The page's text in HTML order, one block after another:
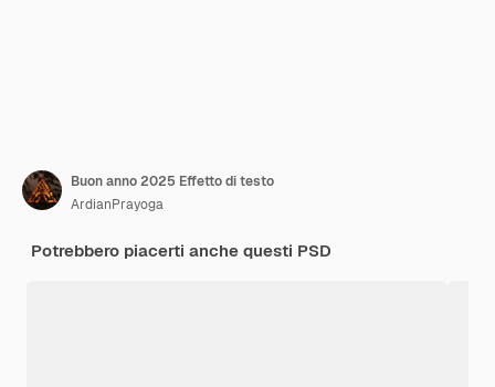
Buon anno 2025 Effetto di testo
ArdianPrayoga
Potrebbero piacerti anche questi PSD